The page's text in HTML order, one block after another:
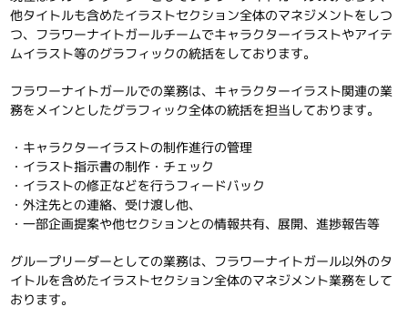
他タイトルも含めたイラストセクション全体のマネジメントをしつ
つ、フラワーナイトガールチームでキャラクターイラストやアイテ
ムイラスト等のグラフィックの統括をしております。
フラワーナイトガールでの業務は、キャラクターイラスト関連の業
務をメインとしたグラフィック全体の統括を担当しております。
・キャラクターイラストの制作進行の管理
・イラスト指示書の制作・チェック
・イラストの修正などを行うフィードバック
・外注先との連絡、受け渡し他、
・一部企画提案や他セクションとの情報共有、展開、進捗報告等
グループリーダーとしての業務は、フラワーナイトガール以外のタ
イトルを含めたイラストセクション全体のマネジメント業務をして
おります。